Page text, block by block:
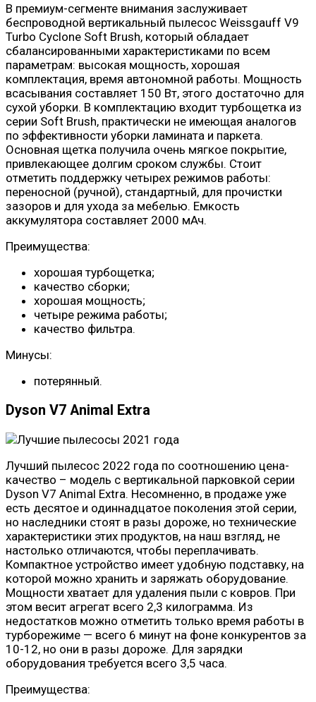
В премиум-сегменте внимания заслуживает
беспроводной вертикальный пылесос Weissgauff V9
Turbo Cyclone Soft Brush, который обладает
сбалансированными характеристиками по всем
параметрам: высокая мощность, хорошая
комплектация, время автономной работы. Мощность
всасывания составляет 150 Вт, этого достаточно для
сухой уборки. В комплектацию входит турбощетка из
серии Soft Brush, практически не имеющая аналогов
по эффективности уборки ламината и паркета.
Основная щетка получила очень мягкое покрытие,
привлекающее долгим сроком службы. Стоит
отметить поддержку четырех режимов работы:
переносной (ручной), стандартный, для прочистки
зазоров и для ухода за мебелью. Емкость
аккумулятора составляет 2000 мАч.
Преимущества:
хорошая турбощетка;
качество сборки;
хорошая мощность;
четыре режима работы;
качество фильтра.
Минусы:
потерянный.
Dyson V7 Animal Extra
Лучший пылесос 2022 года по соотношению цена-
качество – модель с вертикальной парковкой серии
Dyson V7 Animal Extra. Несомненно, в продаже уже
есть десятое и одиннадцатое поколения этой серии,
но наследники стоят в разы дороже, но технические
характеристики этих продуктов, на наш взгляд, не
настолько отличаются, чтобы переплачивать.
Компактное устройство имеет удобную подставку, на
которой можно хранить и заряжать оборудование.
Мощности хватает для удаления пыли с ковров. При
этом весит агрегат всего 2,3 килограмма. Из
недостатков можно отметить только время работы в
турборежиме — всего 6 минут на фоне конкурентов за
10-12, но они в разы дороже. Для зарядки
оборудования требуется всего 3,5 часа.
Преимущества: